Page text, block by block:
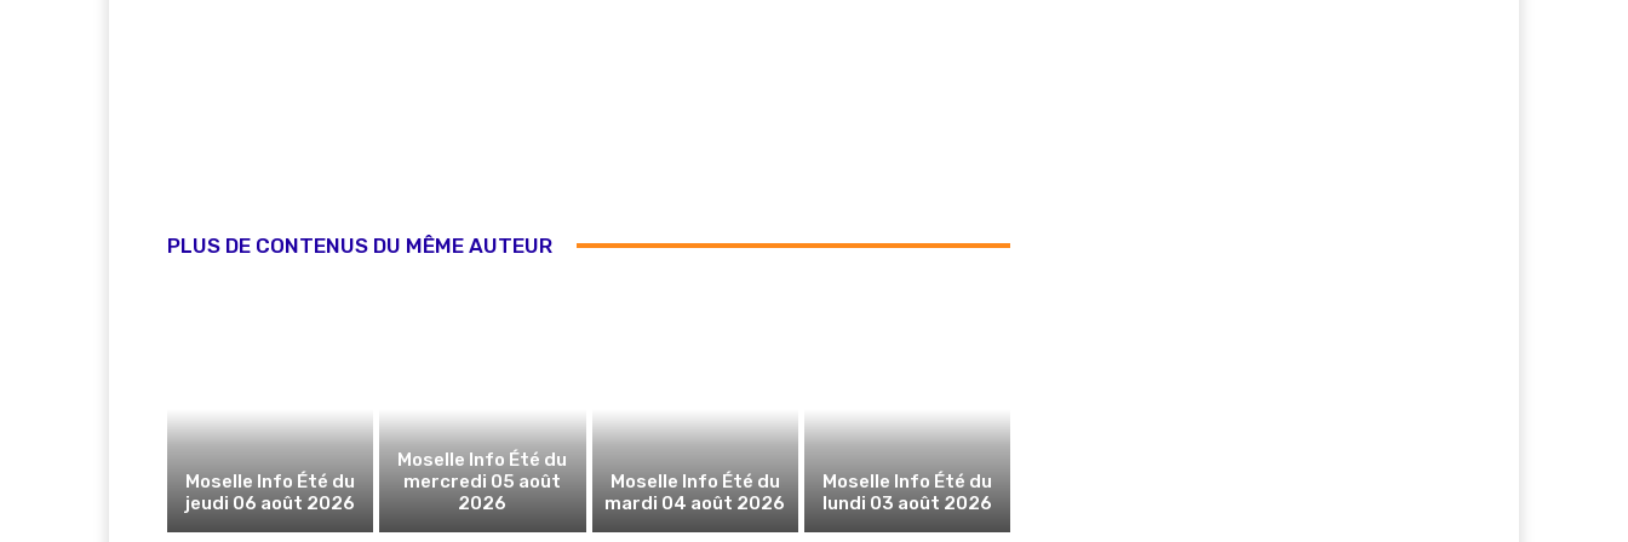
PLUS DE CONTENUS DU MÊME AUTEUR
Moselle Info Été du
jeudi 06 août 2026
Moselle Info Été du
mercredi 05 août
2026
Moselle Info Été du
mardi 04 août 2026
Moselle Info Été du
lundi 03 août 2026